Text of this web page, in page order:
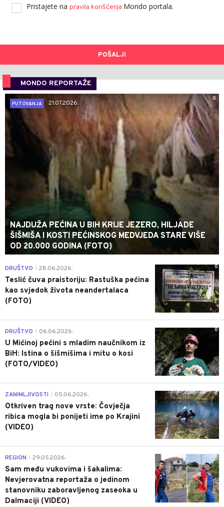
Pristajete na pravila korišćenja Mondo portala.
POŠALJI
MONDO REPORTAŽE
0
PUTOVANJA
21.07.2026.
NAJDUŽA PEĆINA U BIH KRIJE JEZERO, HILJADE
ŠIŠMIŠA I KOSTI PEĆINSKOG MEDVJEDA STARE VIŠE
OD 20.000 GODINA (FOTO)
0
DRUŠTVO 28.06.2026.
Teslić čuva praistoriju: Rastuška pećina
kao svjedok života neandertalaca
(FOTO)
0
DRUŠTVO 06.06.2026.
U Mićinoj pećini s mladim naučnikom iz
BiH: Istina o šišmišima i mitu o kosi
(FOTO/VIDEO)
0
ZANIMLJIVOSTI 05.06.2026.
Otkriven trag nove vrste: Čovječja
ribica mogla bi ponijeti ime po Krajini
(VIDEO)
0
REGION 29.05.2026.
Sam među vukovima i šakalima:
Nevjerovatna reportaža o jedinom
stanovniku zaboravljenog zaseoka u
Dalmaciji (VIDEO)